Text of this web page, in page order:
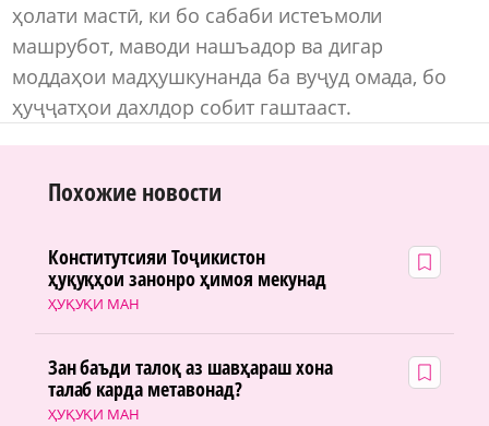
ҳолати мастӣ, ки бо сабаби истеъмоли
машрубот, маводи нашъадор ва дигар
моддаҳои мадҳушкунанда ба вуҷуд омада, бо
ҳуҷҷатҳои дахлдор собит гаштааст.
Похожие новости
ҲУҚУҚИ МАН
Конститутсияи Тоҷикистон
ҳуқуқҳои занонро ҳимоя мекунад
ҲУҚУҚИ МАН
Зан баъди талоқ аз шавҳараш хона
талаб карда метавонад?